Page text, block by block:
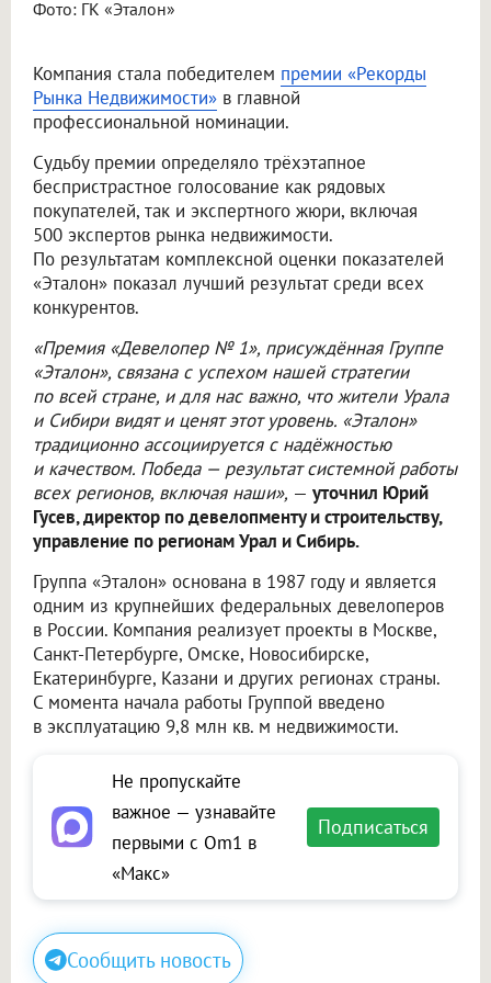
Фото: ГК «Эталон»
Компания стала победителем премии «Рекорды
Рынка Недвижимости» в главной
профессиональной номинации.
Судьбу премии определяло трёхэтапное
беспристрастное голосование как рядовых
покупателей, так и экспертного жюри, включая
500 экспертов рынка недвижимости.
По результатам комплексной оценки показателей
«Эталон» показал лучший результат среди всех
конкурентов.
«Премия «Девелопер № 1», присуждённая Группе
«Эталон», связана с успехом нашей стратегии
по всей стране, и для нас важно, что жители Урала
и Сибири видят и ценят этот уровень. «Эталон»
традиционно ассоциируется с надёжностью
и качеством. Победа — результат системной работы
всех регионов, включая наши», — уточнил Юрий
Гусев, директор по девелопменту и строительству,
управление по регионам Урал и Сибирь.
Группа «Эталон» основана в 1987 году и является
одним из крупнейших федеральных девелоперов
в России. Компания реализует проекты в Москве,
Санкт-Петербурге, Омске, Новосибирске,
Екатеринбурге, Казани и других регионах страны.
С момента начала работы Группой введено
в эксплуатацию 9,8 млн кв. м недвижимости.
Не пропускайте
важное — узнавайте
первыми с Om1 в
«Макс»
Подписаться
Сообщить новость